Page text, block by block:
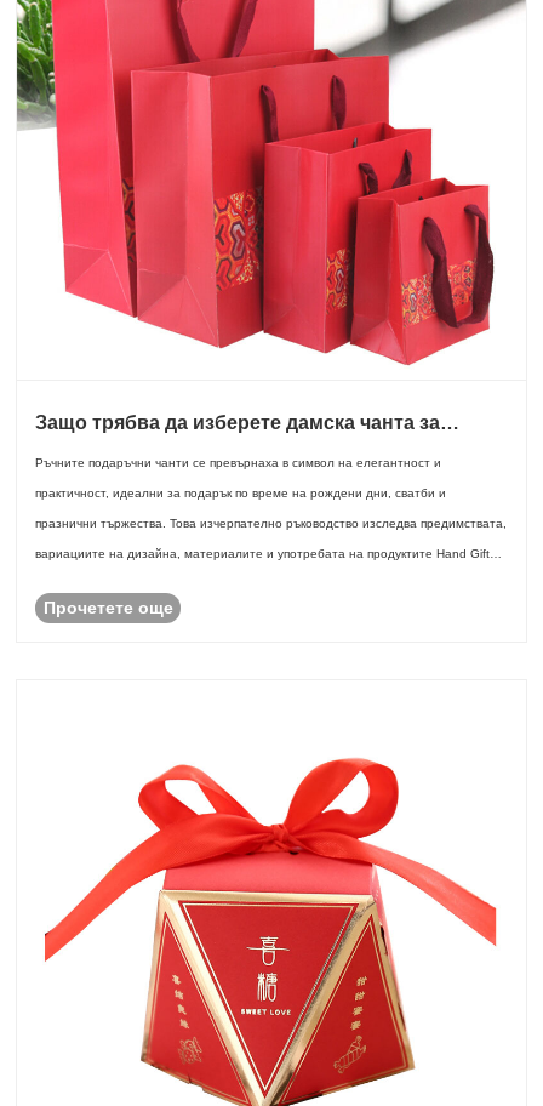
Защо трябва да изберете дамска чанта за
Ръчните подаръчни чанти се превърнаха в символ на елегантност и
практичност, идеални за подарък по време на рождени дни, сватби и
празнични тържества. Това изчерпателно ръководство изследва предимствата,
вариациите на дизайна, материалите и употребата на продуктите Hand Gift
Прочетете още